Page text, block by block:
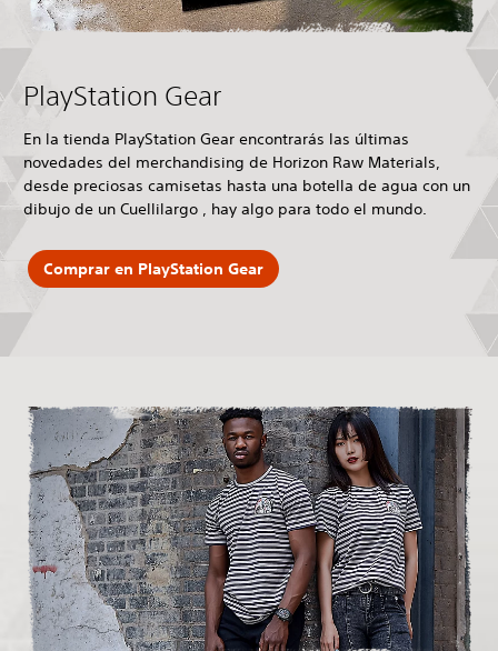
PlayStation Gear
En la tienda PlayStation Gear encontrarás las últimas
novedades del merchandising de Horizon Raw Materials,
desde preciosas camisetas hasta una botella de agua con un
dibujo de un Cuellilargo , hay algo para todo el mundo.
Comprar en PlayStation Gear